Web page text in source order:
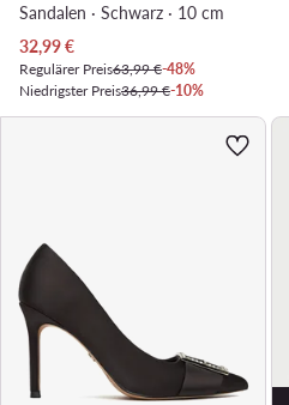
Sandalen · Schwarz · 10 cm
Aktueller Preis
32,99€
Regulärer Preis63,99 €-48%
Niedrigster Preis36,99 €-10%